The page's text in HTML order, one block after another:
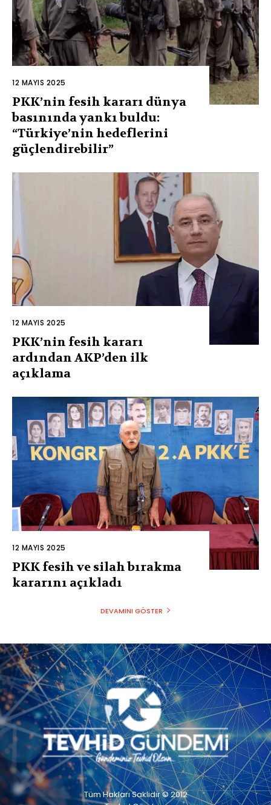
12 MAYIS 2025
PKK’nin fesih kararı dünya
basınında yankı buldu:
“Türkiye’nin hedeflerini
güçlendirebilir”
12 MAYIS 2025
PKK’nin fesih kararı
ardından AKP’den ilk
açıklama
12 MAYIS 2025
PKK fesih ve silah bırakma
kararını açıkladı
DEVAMINI GÖSTER
Tüm Hakları Saklıdır © 2012